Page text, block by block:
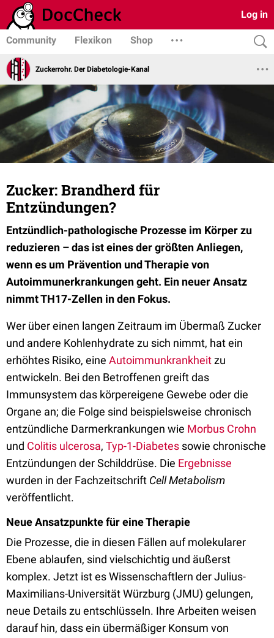
Log in
Community Flexikon Shop
Zuckerrohr. Der Diabetologie-Kanal
Zucker: Brandherd für
Entzündungen?
Entzündlich-pathologische Prozesse im Körper zu
reduzieren – das ist eines der größten Anliegen,
wenn es um Prävention und Therapie von
Autoimmunerkrankungen geht. Ein neuer Ansatz
nimmt TH17-Zellen in den Fokus.
Wer über einen langen Zeitraum im Übermaß Zucker
und andere Kohlenhydrate zu sich nimmt, hat ein
erhöhtes Risiko, eine Autoimmunkrankheitzu
entwickeln. Bei den Betroffenen greift das
Immunsystem das körpereigene Gewebe oder die
Organe an; die Folge sind beispielsweise chronisch
entzündliche Darmerkrankungen wie Morbus Crohn
und Colitis ulcerosa, Typ-1-Diabetes sowie chronische
Entzündungen der Schilddrüse. Die Ergebnisse
wurden in der Fachzeitschrift Cell Metabolism
veröffentlicht.
Neue Ansatzpunkte für eine Therapie
Die Prozesse, die in diesen Fällen auf molekularer
Ebene ablaufen, sind vielschichtig und äußerst
komplex. Jetzt ist es Wissenschaftlern der Julius-
Maximilians-Universität Würzburg (JMU) gelungen,
neue Details zu entschlüsseln. Ihre Arbeiten weisen
darauf hin, dass ein übermäßiger Konsum von